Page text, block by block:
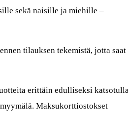
sekä naisille ja miehille –
tilauksen tekemistä, jotta saat
erittäin edulliseksi
Maksukorttiostokset